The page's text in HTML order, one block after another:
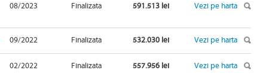
08/2023 Finalizata 591.513 lei Vezi pe harta
09/2022 Finalizata 532.030 lei Vezi pe harta
02/2022 Finalizata 557.956 lei Vezi pe harta